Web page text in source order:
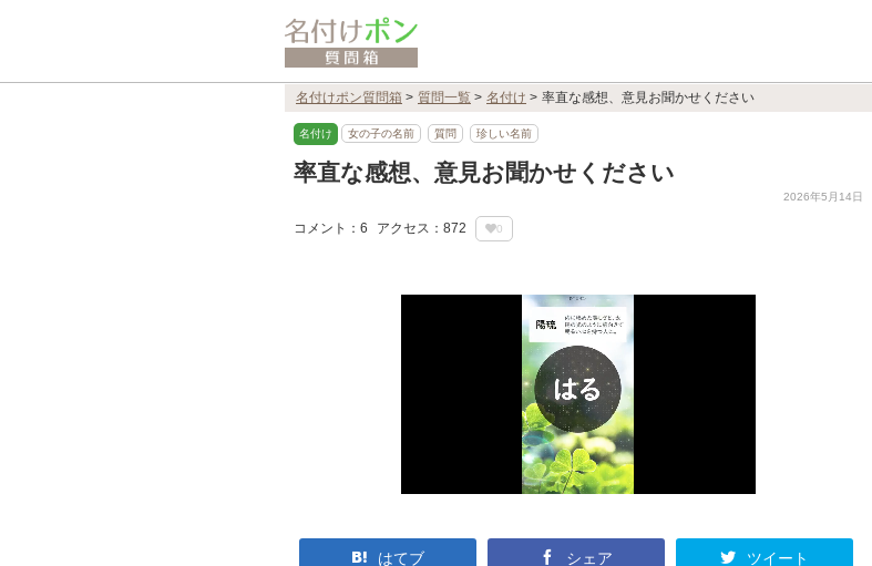
名付けポン質問箱 > 質問一覧 > 名付け > 率直な感想、意見お聞かせください
名付け 女の子の名前 質問 珍しい名前
率直な感想、意見お聞かせください
2026年5月14日
コメント：6 アクセス：872 0
はてブ シェア ツイート